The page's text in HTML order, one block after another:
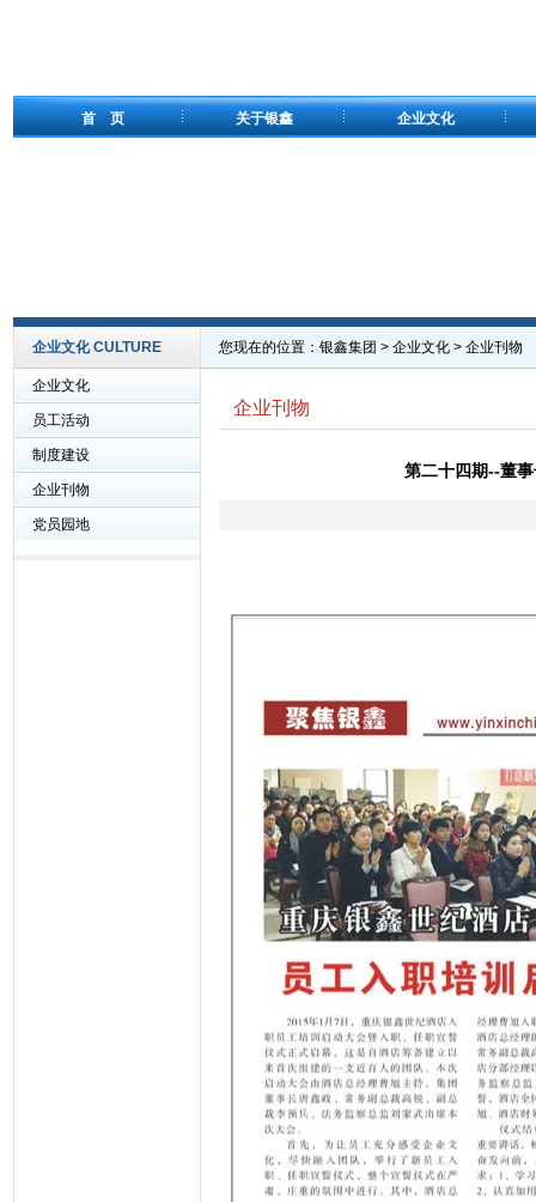
首 页 关于银鑫 企业文化
企业文化 CULTURE
企业文化
员工活动
制度建设
企业刊物
党员园地
您现在的位置： 银鑫集团 > 企业文化 > 企业刊物
企业刊物
第二十四期--董